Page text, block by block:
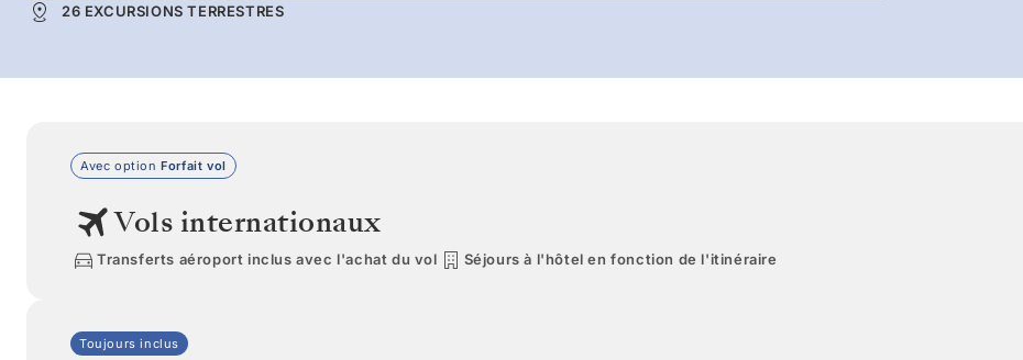
26 EXCURSIONS TERRESTRES
Avec option Forfait vol
Vols internationaux
Transferts aéroport inclus avec l'achat du vol Séjours à l'hôtel en fonction de l'itinéraire
Toujours inclus